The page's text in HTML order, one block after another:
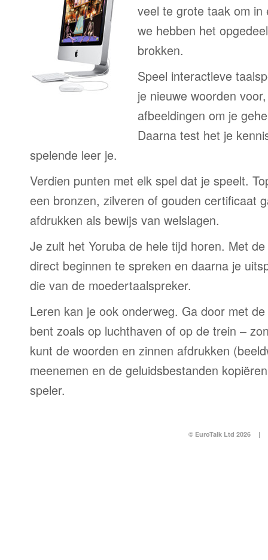
veel te grote taak om
we hebben het
brokken.
Speel interactieve
je nieuwe woorden
afbeeldingen om je
Daarna test het je
spelende leer je.
Verdien punten met elk spel dat je speelt.
een bronzen, zilveren of gouden certificaat
afdrukken als bewijs van welslagen.
Je zult het Yoruba de hele tijd horen. Met
direct beginnen te spreken en daarna je
die van de moedertaalspreker.
Leren kan je ook onderweg. Ga door met
bent zoals op luchthaven of op de trein –
kunt de woorden en zinnen afdrukken
meenemen en de geluidsbestanden
speler.
© EuroTalk Ltd 2026 |